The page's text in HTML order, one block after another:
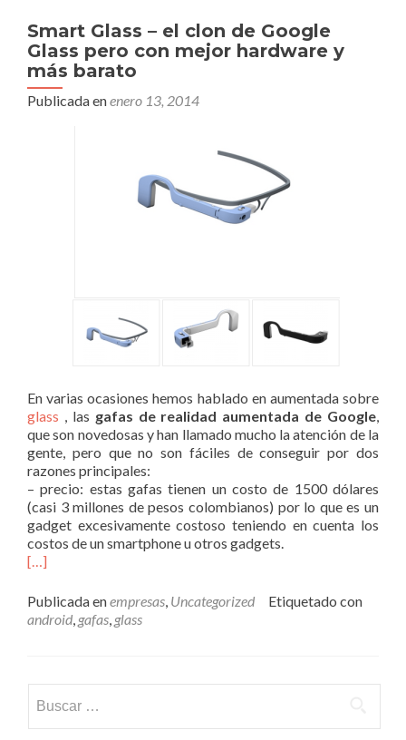
Smart Glass – el clon de Google
Glass pero con mejor hardware y
más barato
Publicada enenero 13, 2014
En varias ocasiones hemos hablado en aumentada sobre
glass , las gafas de realidad aumentada de Google,
que son novedosas y han llamado mucho la atención de la
gente, pero que no son fáciles de conseguir por dos
razones principales:
– precio: estas gafas tienen un costo de 1500 dólares
(casi 3 millones de pesos colombianos) por lo que es un
gadget excesivamente costoso teniendo en cuenta los
costos de un smartphone u otros gadgets.
[…]
Publicada enempresas, Uncategorized
Etiquetado con
android, gafas, glass